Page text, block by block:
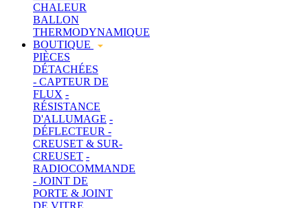
CHALEUR
BALLON
THERMODYNAMIQUE
BOUTIQUE
PIÈCES
DÉTACHÉES
- CAPTEUR DE
FLUX -
RÉSISTANCE
D'ALLUMAGE -
DÉFLECTEUR -
CREUSET & SUR-
CREUSET -
RADIOCOMMANDE
- JOINT DE
PORTE & JOINT